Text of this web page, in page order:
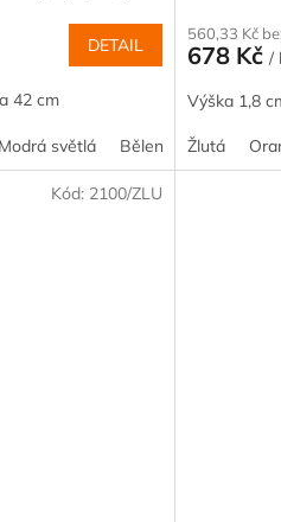
Buk Dub Javor Olše
DETAIL
42 cm
Modrá světlá Bělený smrk
560,33 Kč
678 Kč /
Výška 1,8
Žlutá
Kód: 2100/ZLU